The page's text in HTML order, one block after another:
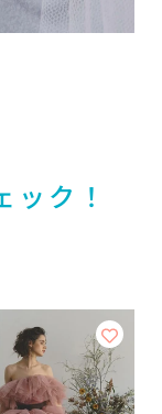
ック！